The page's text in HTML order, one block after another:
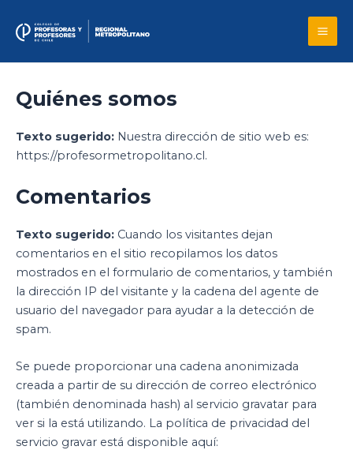
content
Quiénes somos
Texto sugerido: Nuestra dirección de sitio web es:
https://profesormetropolitano.cl.
Comentarios
Texto sugerido: Cuando los visitantes dejan
comentarios en el sitio recopilamos los datos
mostrados en el formulario de comentarios, y también
la dirección IP del visitante y la cadena del agente de
usuario del navegador para ayudar a la detección de
spam.
Se puede proporcionar una cadena anonimizada
creada a partir de su dirección de correo electrónico
(también denominada hash) al servicio gravatar para
ver si la está utilizando. La política de privacidad del
servicio gravar está disponible aquí: